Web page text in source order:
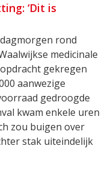
‘Dit is
rond
medicinale
gekregen
aanwezige
gedroogde
kwam enkele uren
zou buigen over
stak uiteindelijk